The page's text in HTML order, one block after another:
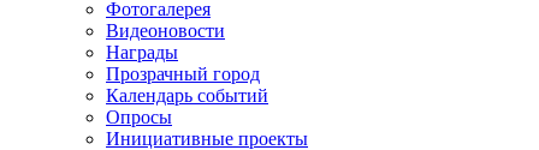
Фотогалерея
Видеоновости
Награды
Прозрачный город
Календарь событий
Опросы
Инициативные проекты